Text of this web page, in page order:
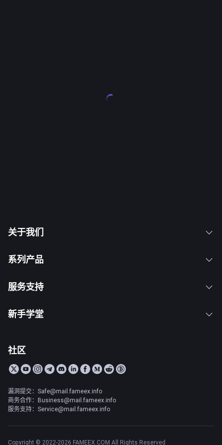
关于我们
系列产品
服务支持
新手学堂
社区
漏洞提交：Safe@mail.fameex.info
商务合作：Business@mail.fameex.info
服务支持：Service@mail.fameex.info
Copyright © 2022-2026 FAMEEX.COM All Rights Reserved